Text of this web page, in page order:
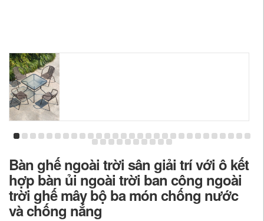
Bàn ghế ngoài trời sân giải trí với ô kết
hợp bàn ủi ngoài trời ban công ngoài
trời ghế mây bộ ba món chống nước
và chống nắng